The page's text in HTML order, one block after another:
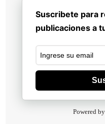
Suscribete para
publicaciones a
Powered by